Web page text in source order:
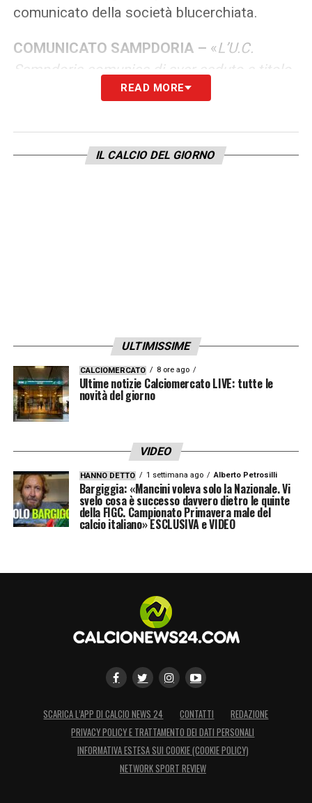
comunicato della società blucerchiata.
COMUNICATO SAMPDORIA – «L’U.C.
Sampdoria comunica di aver ceduto a titolo
definitivo al Getafe C.D. i diritti alle
Jankto».
READ MORE
IL CALCIO DEL GIORNO
ULTIMISSIME
CALCIOMERCATO 8 ore ago
Ultime notizie Calciomercato LIVE: tutte le
novità del giorno
VIDEO
HANNO DETTO 1 settimana ago Alberto Petrosilli
Bargiggia: «Mancini voleva solo la Nazionale. Vi
svelo cosa è successo davvero dietro le quinte
della FIGC. Campionato Primavera male del
calcio italiano» ESCLUSIVA e VIDEO
SCARICA L’APP DI CALCIO NEWS 24 CONTATTI
REDAZIONE
PRIVACY POLICY E TRATTAMENTO DEI DATI PERSONALI
INFORMATIVA ESTESA SUI COOKIE (COOKIE POLICY)
NETWORK SPORT REVIEW